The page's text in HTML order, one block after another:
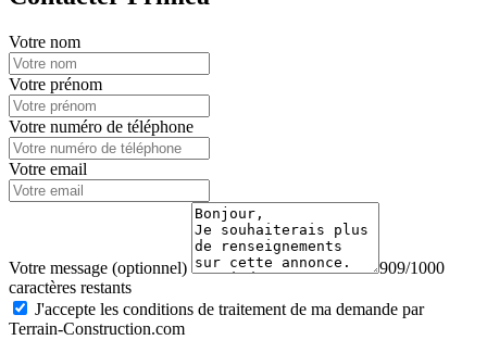
Votre nom
Votre prénom
Votre numéro de téléphone
Votre email
Votre message (optionnel)
909/1000
caractères restants
J'accepte les conditions de traitement de ma demande par
Terrain-Construction.com